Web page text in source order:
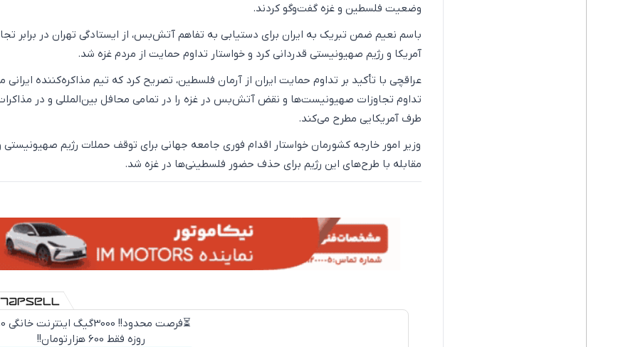
وضعیت فلسطین و غزه گفت‌وگو کردند.
باسم نعیم ضمن تبریک به ایران برای دستیابی به تفاهم آتش‌بس، از ایستادگی تهران در برابر
آمریکا و رژیم صهیونیستی قدردانی کرد و خواستار تداوم حمایت از مردم غزه شد.
عراقچی با تأکید بر تداوم حمایت ایران از آرمان فلسطین، تصریح کرد که تیم مذاکره‌کننده ایرانی
تداوم تجاوزات صهیونیست‌ها و نقض آتش‌بس در غزه را در تمامی محافل بین‌المللی و در
طرف آمریکایی مطرح می‌کند.
وزیر امور خارجه کشورمان خواستار اقدام فوری جامعه جهانی برای توقف حملات رژیم صهیونیستی
مقابله با طرح‌های این رژیم برای حذف حضور فلسطینی‌ها در غزه شد.
⏳فرصت
روزه فقط 600 هزارتومان!!